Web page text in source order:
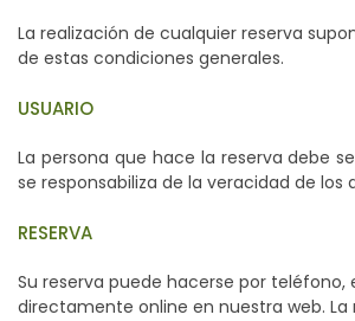
La realización de cualquier reserva
de estas condiciones generales.
USUARIO
La persona que hace la reserva debe
se responsabiliza de la veracidad de los
RESERVA
Su reserva puede hacerse por teléfono,
directamente online en nuestra web. La